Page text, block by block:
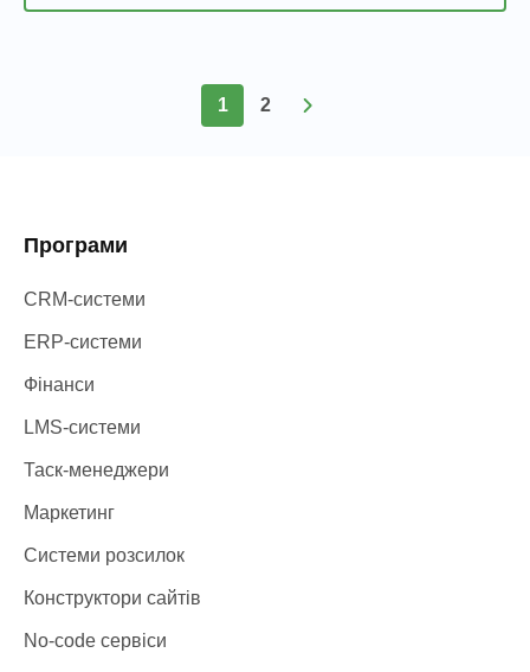
1 2
Програми
CRM-системи
ERP-системи
Фінанси
LMS-системи
Таск-менеджери
Маркетинг
Системи розсилок
Конструктори сайтів
No-code сервіси